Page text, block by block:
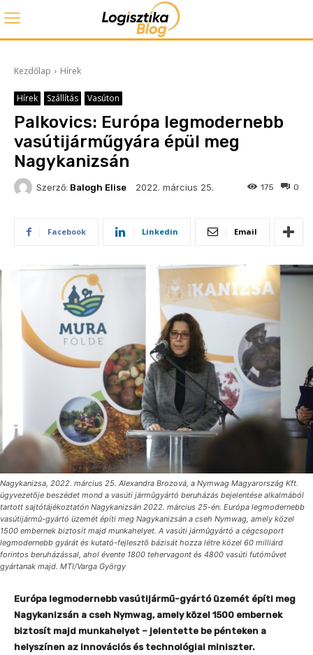
Kezdőlap Hírek
Hírek Szállítás Vasúton
Palkovics: Európa legmodernebb
vasútijárműgyára épül meg
Nagykanizsán
Szerző: Balogh Elise 2022. március 25. 0
175
Facebook Linkedin Email
Nagykanizsa, 2022. március 25. Alexandra Brozová, a Nymwag Magyarország Kft.
ügyvezetõje beszédet mond a vasúti jármûgyártó beruházás bejelentése alkalmából
tartott sajtótájékoztatón Nagykanizsán 2022. március 25-én. Európa legmodernebb
vasútijármû-gyártó üzemét építi meg Nagykanizsán a cseh Nymwag, amely közel
1500 embernek biztosít majd munkahelyet. A vasúti jármûgyártó a cégcsoport
legmodernebb gyárát és kutató-fejlesztõ bázisát hozza létre közel 60 milliárd
forintos beruházással, ahol évente 1800 tehervagont és 4800 vasúti futómûvet
gyártanak majd. MTI/Varga György
Európa legmodernebb vasútijármű-gyártó üzemét építi meg
Nagykanizsán a cseh Nymwag, amely közel 1500 embernek
biztosít majd munkahelyet – jelentette be pénteken a
helyszínen az innovációs és technológiai miniszter.